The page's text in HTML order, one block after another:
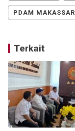
PDAM MAKASSAR
Terkait